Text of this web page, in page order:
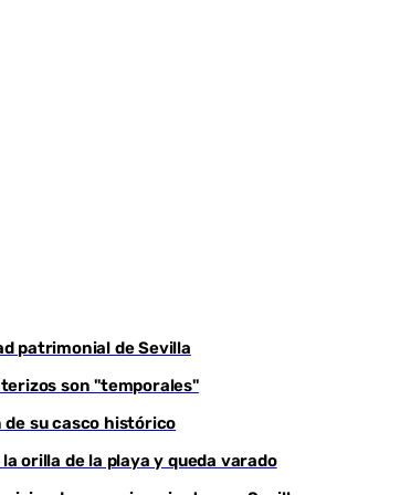
patrimonial de Sevilla
son "temporales"
de su casco histórico
orilla de la playa y queda varado